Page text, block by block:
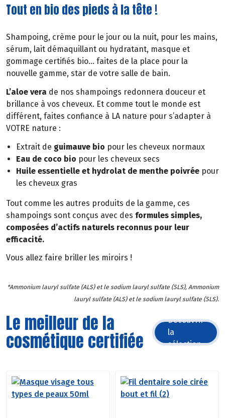
Tout en bio des pieds à la tête !
Shampoing, crème pour le jour ou la nuit, pour les mains,
sérum, lait démaquillant ou hydratant, masque et
gommage certifiés bio… faites de la place pour la
nouvelle gamme, star de votre salle de bain.
L’aloe vera de nos shampoings redonnera douceur et
brillance à vos cheveux. Et comme tout le monde est
différent, faites confiance à LA nature pour s’adapter à
VOTRE nature :
Extrait de guimauve bio pour les cheveux normaux
Eau de coco bio pour les cheveux secs
Huile essentielle et hydrolat de menthe poivrée pour
les cheveux gras
Tout comme les autres produits de la gamme, ces
shampoings sont conçus avec des formules simples,
composées d’actifs naturels reconnus pour leur
efficacité.
Vous allez faire briller les miroirs !
*Ammonium lauryl sulfate (ALS) et le sodium lauryl sulfate (SLS), Ammonium
lauryl sulfate (ALS) et le sodium lauryl sulfate (SLS).
Le meilleur de la
cosmétique certifiée
Découvrir
la
sélection